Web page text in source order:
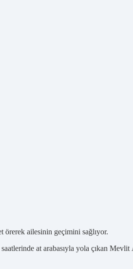
örerek ailesinin geçimini sağlıyor.
at arabasıyla yola çıkan